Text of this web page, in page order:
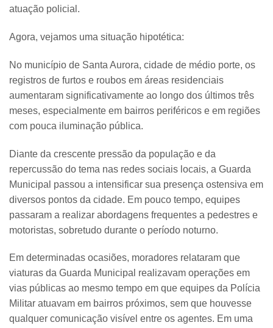
atuação policial.
Agora, vejamos uma situação hipotética:
No município de Santa Aurora, cidade de médio porte, os
registros de furtos e roubos em áreas residenciais
aumentaram significativamente ao longo dos últimos três
meses, especialmente em bairros periféricos e em regiões
com pouca iluminação pública.
Diante da crescente pressão da população e da
repercussão do tema nas redes sociais locais, a Guarda
Municipal passou a intensificar sua presença ostensiva em
diversos pontos da cidade. Em pouco tempo, equipes
passaram a realizar abordagens frequentes a pedestres e
motoristas, sobretudo durante o período noturno.
Em determinadas ocasiões, moradores relataram que
viaturas da Guarda Municipal realizavam operações em
vias públicas ao mesmo tempo em que equipes da Polícia
Militar atuavam em bairros próximos, sem que houvesse
qualquer comunicação visível entre os agentes. Em uma